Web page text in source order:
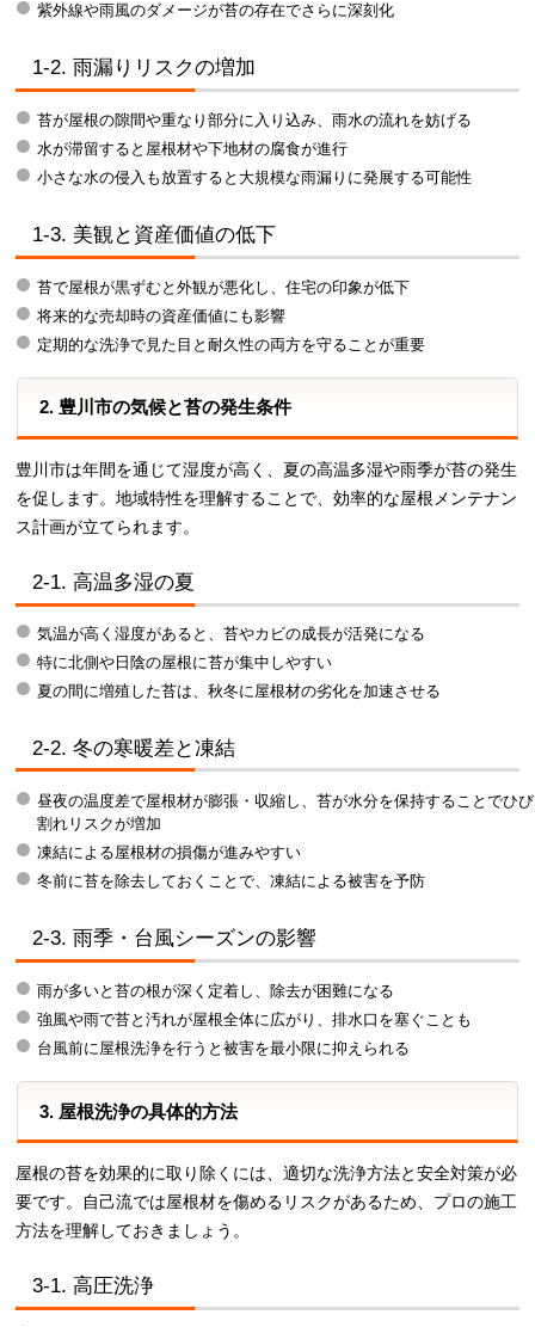
紫外線や雨風のダメージが苔の存在でさらに深刻化
1-2. 雨漏りリスクの増加
苔が屋根の隙間や重なり部分に入り込み、雨水の流れを妨げる
水が滞留すると屋根材や下地材の腐食が進行
小さな水の侵入も放置すると大規模な雨漏りに発展する可能性
1-3. 美観と資産価値の低下
苔で屋根が黒ずむと外観が悪化し、住宅の印象が低下
将来的な売却時の資産価値にも影響
定期的な洗浄で見た目と耐久性の両方を守ることが重要
2. 豊川市の気候と苔の発生条件
豊川市は年間を通じて湿度が高く、夏の高温多湿や雨季が苔の発生
を促します。地域特性を理解することで、効率的な屋根メンテナン
ス計画が立てられます。
2-1. 高温多湿の夏
気温が高く湿度があると、苔やカビの成長が活発になる
特に北側や日陰の屋根に苔が集中しやすい
夏の間に増殖した苔は、秋冬に屋根材の劣化を加速させる
2-2. 冬の寒暖差と凍結
昼夜の温度差で屋根材が膨張・収縮し、苔が水分を保持することでひび
割れリスクが増加
凍結による屋根材の損傷が進みやすい
冬前に苔を除去しておくことで、凍結による被害を予防
2-3. 雨季・台風シーズンの影響
雨が多いと苔の根が深く定着し、除去が困難になる
強風や雨で苔と汚れが屋根全体に広がり、排水口を塞ぐことも
台風前に屋根洗浄を行うと被害を最小限に抑えられる
3. 屋根洗浄の具体的方法
屋根の苔を効果的に取り除くには、適切な洗浄方法と安全対策が必
要です。自己流では屋根材を傷めるリスクがあるため、プロの施工
方法を理解しておきましょう。
3-1. 高圧洗浄